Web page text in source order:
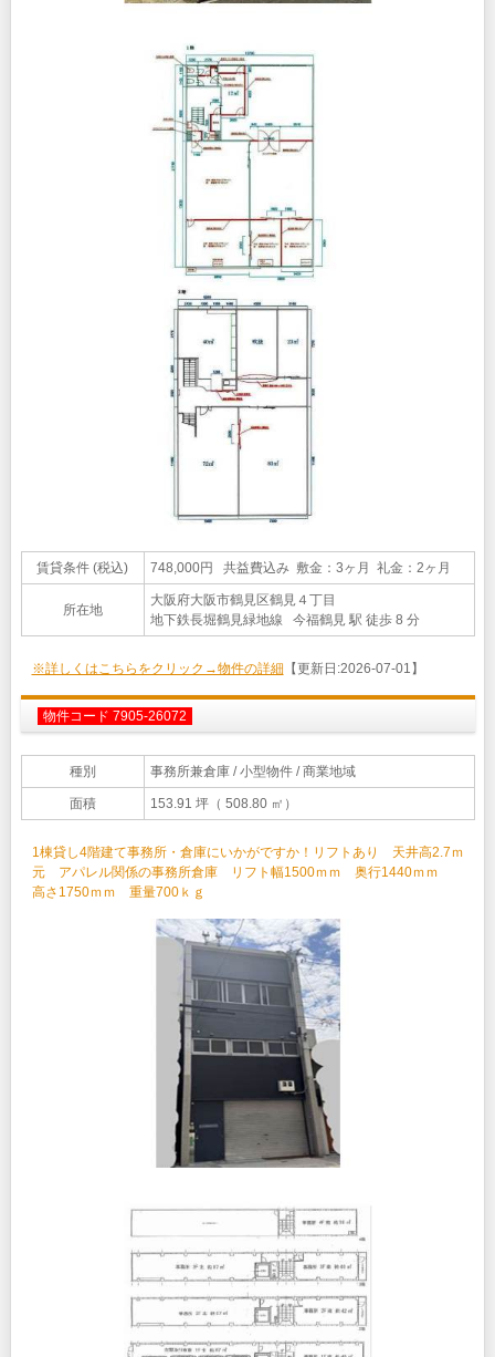
賃貸条件 (税込) 748,000円 共益費込み 敷金：3ヶ月 礼金：2ヶ月
所在地
大阪府大阪市鶴見区鶴見４丁目
地下鉄長堀鶴見緑地線 今福鶴見 駅 徒歩 8 分
※詳しくはこちらをクリック→物件の詳細 【更新日:2026-07-01】
物件コード 7905-26072
種別 事務所兼倉庫 / 小型物件 / 商業地域
面積 153.91 坪（ 508.80 ㎡）
1棟貸し4階建て事務所・倉庫にいかがですか！リフトあり 天井高2.7ｍ
元 アパレル関係の事務所倉庫 リフト幅1500ｍｍ 奥行1440ｍｍ
高さ1750ｍｍ 重量700ｋｇ